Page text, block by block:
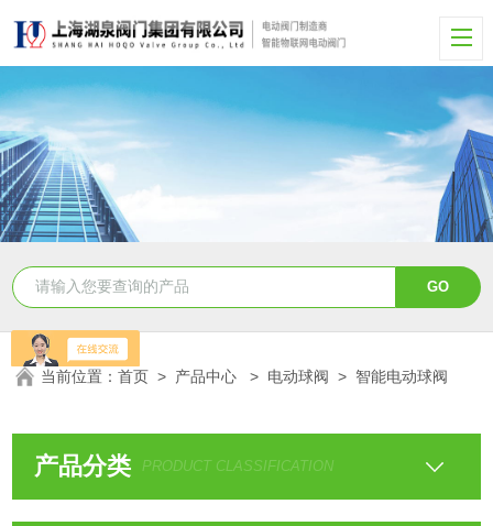
当前位置：首页 > 产品中心 > 电动球阀 > 智能电动球阀
产品分类 PRODUCT CLASSIFICATION